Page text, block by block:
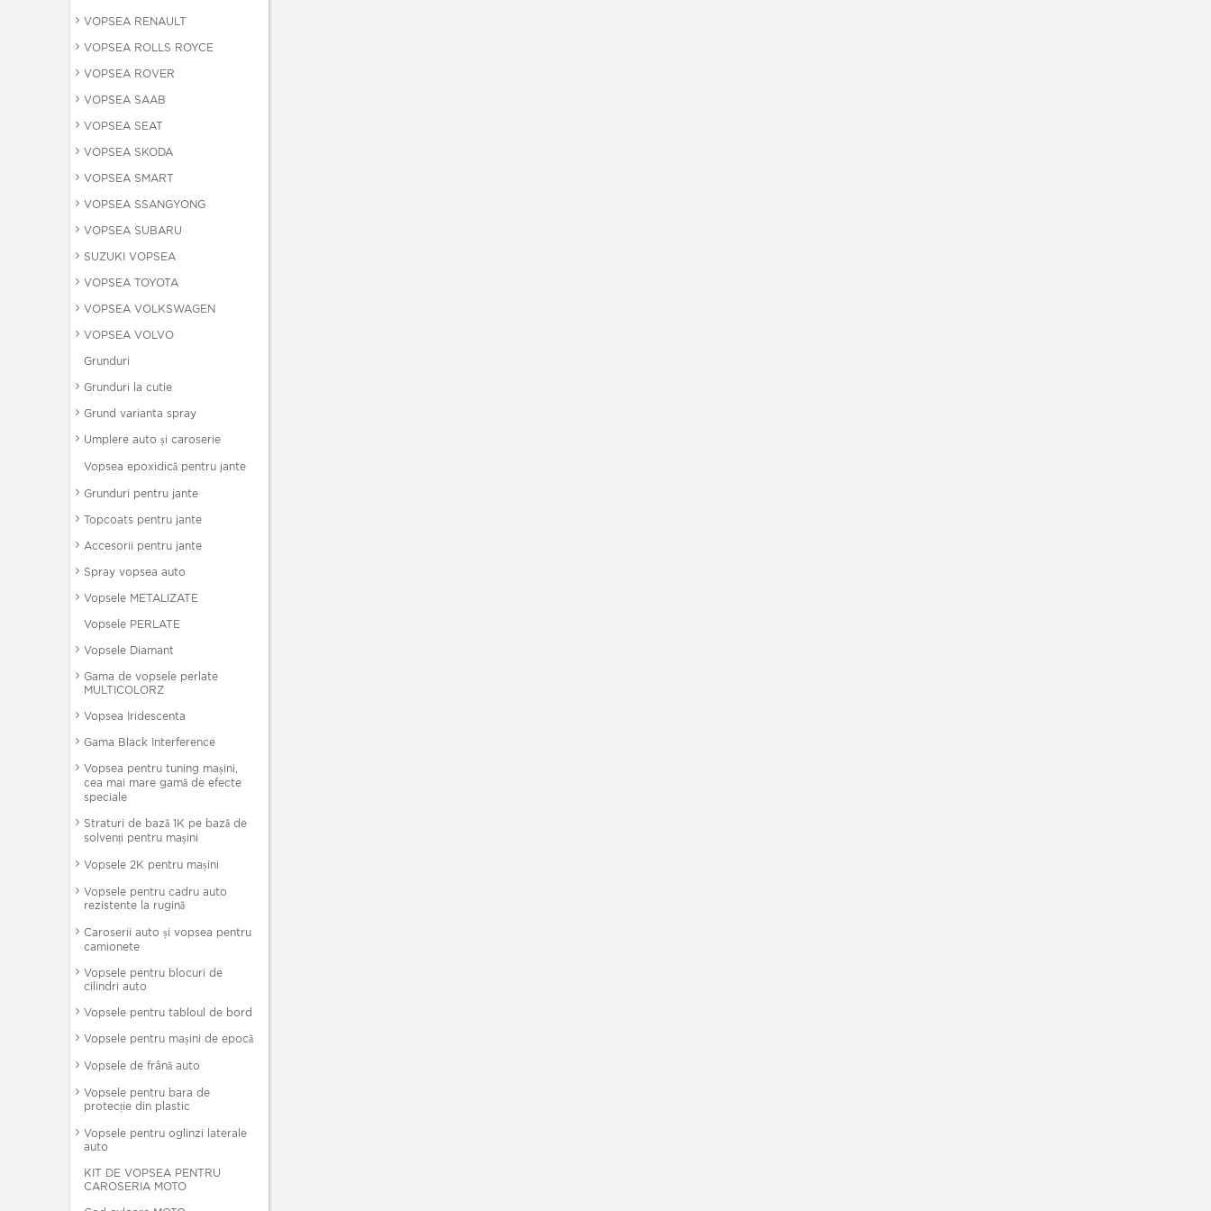
VOPSEA RENAULT
VOPSEA ROLLS ROYCE
VOPSEA ROVER
VOPSEA SAAB
VOPSEA SEAT
VOPSEA SKODA
VOPSEA SMART
VOPSEA SSANGYONG
VOPSEA SUBARU
SUZUKI VOPSEA
VOPSEA TOYOTA
VOPSEA VOLKSWAGEN
VOPSEA VOLVO
Grunduri
Grunduri la cutie
Grund varianta spray
Umplere auto și caroserie
Vopsea epoxidică pentru jante
Grunduri pentru jante
Topcoats pentru jante
Accesorii pentru jante
Spray vopsea auto
Vopsele METALIZATE
Vopsele PERLATE
Vopsele Diamant
Gama de vopsele perlate
MULTICOLORZ
Vopsea Iridescenta
Gama Black Interference
Vopsea pentru tuning mașini,
cea mai mare gamă de efecte
speciale
Straturi de bază 1K pe bază de
solvenți pentru mașini
Vopsele 2K pentru mașini
Vopsele pentru cadru auto
rezistente la rugină
Caroserii auto și vopsea pentru
camionete
Vopsele pentru blocuri de
cilindri auto
Vopsele pentru tabloul de bord
Vopsele pentru mașini de epocă
Vopsele de frână auto
Vopsele pentru bara de
protecție din plastic
Vopsele pentru oglinzi laterale
auto
KIT DE VOPSEA PENTRU
CAROSERIA MOTO